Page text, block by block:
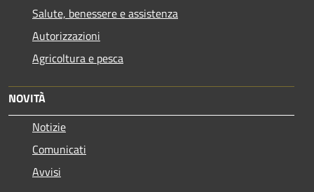
Salute, benessere e assistenza
Autorizzazioni
Agricoltura e pesca
NOVITÀ
Notizie
Comunicati
Avvisi